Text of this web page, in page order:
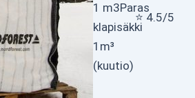
1 m3Paras
klapisäkki
1m³
(kuutio)
⭐ 4.5/5